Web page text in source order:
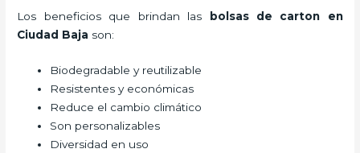
Los beneficios que brindan las bolsas de carton en
Ciudad Baja son:
Biodegradable y reutilizable
Resistentes y económicas
Reduce el cambio climático
Son personalizables
Diversidad en uso